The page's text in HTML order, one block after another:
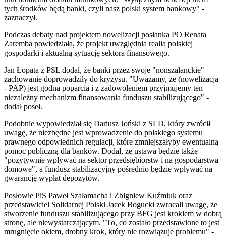
tych środków będą banki, czyli nasz polski system bankowy" -
zaznaczył.
Podczas debaty nad projektem nowelizacji posłanka PO Renata
Zaremba powiedziała, że projekt uwzględnia realia polskiej
gospodarki i aktualną sytuację sektora finansowego.
Jan Łopata z PSL dodał, że banki przez swoje "nonszalanckie"
zachowanie doprowadziły do kryzysu. "Uważamy, że (nowelizacja
- PAP) jest godna poparcia i z zadowoleniem przyjmujemy ten
niezależny mechanizm finansowania funduszu stabilizującego" -
dodał poseł.
Podobnie wypowiedział się Dariusz Joński z SLD, który zwrócił
uwagę, że niezbędne jest wprowadzenie do polskiego systemu
prawnego odpowiednich regulacji, które zmniejszałyby ewentualną
pomoc publiczną dla banków. Dodał, że ustawa będzie także
"pozytywnie wpływać na sektor przedsiębiorstw i na gospodarstwa
domowe", a fundusz stabilizacyjny pośrednio będzie wpływać na
gwarancję wypłat depozytów.
Posłowie PiS Paweł Szałamacha i Zbigniew Kuźmiuk oraz
przedstawiciel Solidarnej Polski Jacek Bogucki zwracali uwagę, że
stworzenie funduszu stabilizującego przy BFG jest krokiem w dobrą
stronę, ale niewystarczającym. "To, co zostało przedstawione to jest
mrugnięcie okiem, drobny krok, który nie rozwiązuje problemu" -